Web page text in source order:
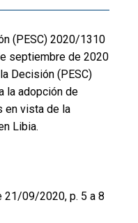
(PESC) 2020/1310
septiembre de 2020
Decisión (PESC)
la adopción de
en vista de la
Libia.
21/09/2020, p. 5 a 8